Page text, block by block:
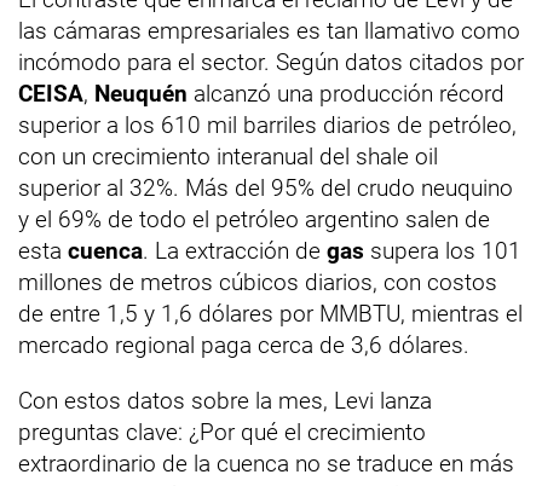
las cámaras empresariales es tan llamativo como
incómodo para el sector. Según datos citados por
CEISA, Neuquén alcanzó una producción récord
superior a los 610 mil barriles diarios de petróleo,
con un crecimiento interanual del shale oil
superior al 32%. Más del 95% del crudo neuquino
y el 69% de todo el petróleo argentino salen de
esta cuenca. La extracción de gas supera los 101
millones de metros cúbicos diarios, con costos
de entre 1,5 y 1,6 dólares por MMBTU, mientras el
mercado regional paga cerca de 3,6 dólares.
Con estos datos sobre la mes, Levi lanza
preguntas clave: ¿Por qué el crecimiento
extraordinario de la cuenca no se traduce en más